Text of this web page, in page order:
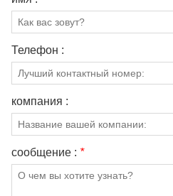
Телефон :
компания :
сообщение : *